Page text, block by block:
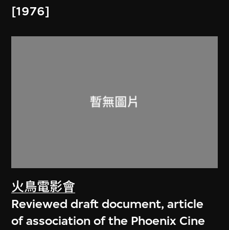
[1976]
火鳥電影會
Reviewed draft document, article
of association of the Phoenix Cine